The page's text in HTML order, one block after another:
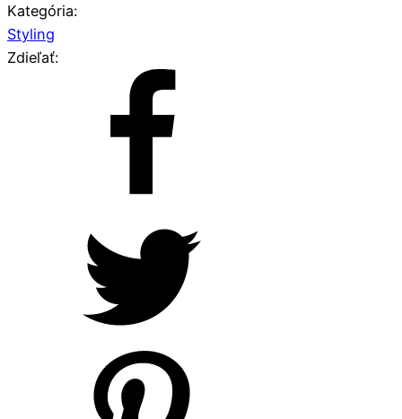
Kategória:
Styling
Zdieľať: